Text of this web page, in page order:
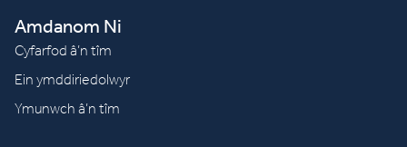
Amdanom Ni
Cyfarfod â’n tîm
Ein ymddiriedolwyr
Ymunwch â’n tîm